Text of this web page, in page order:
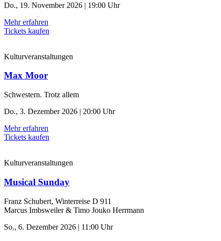
Do., 19. November 2026 | 19:00 Uhr
Mehr erfahren
Tickets kaufen
Kulturveranstaltungen
Max Moor
Schwestern. Trotz allem
Do., 3. Dezember 2026 | 20:00 Uhr
Mehr erfahren
Tickets kaufen
Kulturveranstaltungen
Musical Sunday
Franz Schubert, Winterreise D 911
Marcus Imbsweiler & Timo Jouko Herrmann
So., 6. Dezember 2026 | 11:00 Uhr